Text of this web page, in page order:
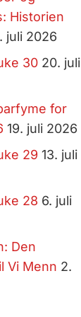
Historien
juli 2026
30 20. juli
for
19. juli 2026
29 13. juli
28 6. juli
Den
Vi Menn 2.